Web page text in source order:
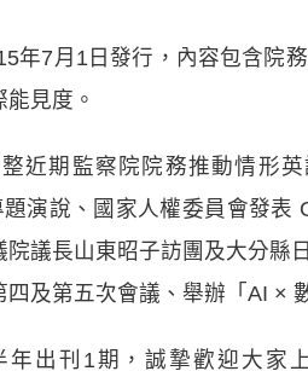
年7月1日發行，內容包含院
見度。
近期監察院院務推動情形
演說、國家人權委員會發
議長山東昭子訪團及大分縣
及第五次會議、舉辦「AI ×
年出刊1期，誠摯歡迎大家